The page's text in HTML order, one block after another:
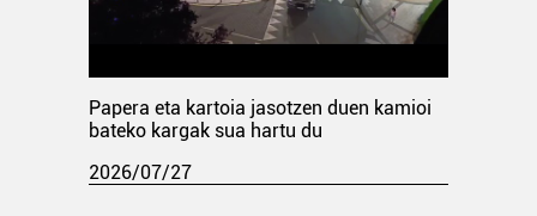
Papera eta kartoia jasotzen duen kamioi
bateko kargak sua hartu du
2026/07/27